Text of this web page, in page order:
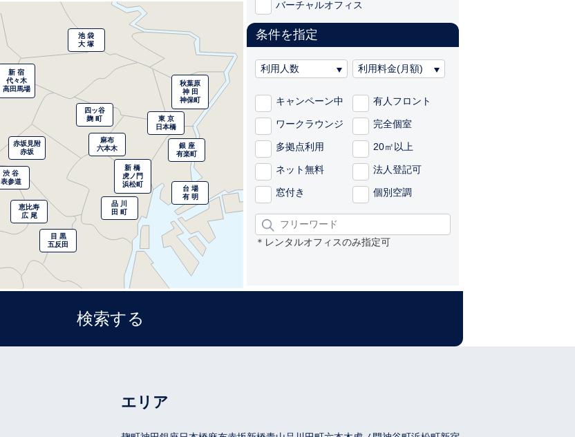
赤坂見附
赤坂
麻布
六本木
新 宿
代々木
高田馬場
池 袋
大 塚
四ッ谷
麹 町
秋葉原
神 田
神保町
東 京
日本橋
銀 座
有楽町
新 橋
虎ノ門
浜松町
恵比寿
広 尾
目 黒
五反田
品 川
田 町
台 場
有 明
渋 谷
表参道
バーチャルオフィス
条件を指定
キャンペーン中 有人フロント
ワークラウンジ 完全個室
多拠点利用 20㎡以上
ネット無料 法人登記可
窓付き 個別空調
＊レンタルオフィスのみ指定可
エリア